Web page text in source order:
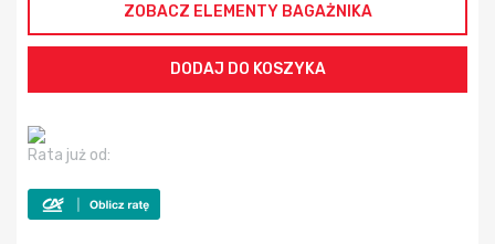
ZOBACZ ELEMENTY BAGAŻNIKA
Rata już od: